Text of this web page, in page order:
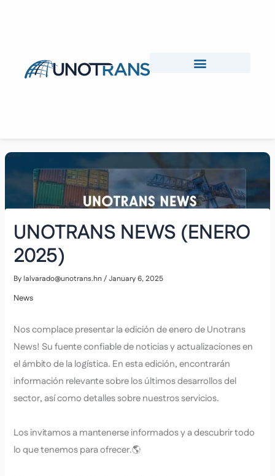
UNOTRANS NEWS (ENERO
2025)
Bylalvarado@unotrans.hn/January 6, 2025
News
Nos complace presentar la edición de enero de Unotrans
News! Su fuente confiable de noticias y actualizaciones en
el ámbito de la logística. En esta edición, encontrarán
información relevante sobre los últimos desarrollos del
sector, así como detalles sobre nuestros servicios.
Los invitamos a mantenerse informados y a descubrir todo
lo que tenemos para ofrecer.🌎